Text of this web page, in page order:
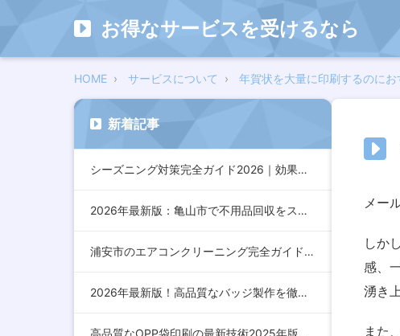
お得なサービスを受けるなら
HOME サービスについて 年賀状を大量に印刷するのにお
メー
しか
感、
湧き
また
新着記事
シーズニング対策完全ガイド2026｜効果的な方法とおすすめア…
2026年最新版：亀山市で不用品回収をスムーズに行うための完…
浦安市のエアコンクリーニング完全ガイド2026年版｜効果的な…
2026年最新版！高品質なバッジ製作を徹底解説：デザインから…
高品質なOPP袋印刷の最新技術2025年版：コスト削減とデザ…